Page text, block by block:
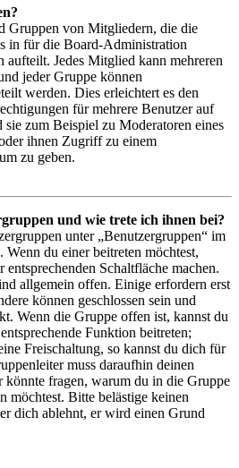
Gruppen von Mitgliedern, die die
in für die Board-Administration
aufteilt. Jedes Mitglied kann mehreren
jeder Gruppe können
werden. Dies erleichtert es den
für mehrere Benutzer auf
sie zum Beispiel zu Moderatoren eines
ihnen Zugriff zu einem
zu geben.
und wie trete ich ihnen bei?
unter „Benutzergruppen“ im
Wenn du einer beitreten möchtest,
entsprechenden Schaltfläche machen.
allgemein offen. Einige erfordern erst
können geschlossen sein und
Wenn die Gruppe offen ist, kannst du
Funktion beitreten;
Freischaltung, so kannst du dich für
muss daraufhin deinen
könnte fragen, warum du in die Gruppe
möchtest. Bitte belästige keinen
dich ablehnt, er wird einen Grund